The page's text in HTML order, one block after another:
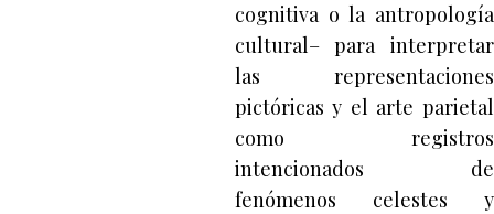
cognitiva o la antropología
cultural– para interpretar
las representaciones
pictóricas y el arte parietal
como registros
intencionados de
fenómenos celestes y